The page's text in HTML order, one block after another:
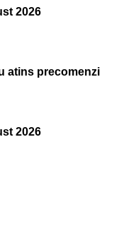
2026
atins precomenzi
2026